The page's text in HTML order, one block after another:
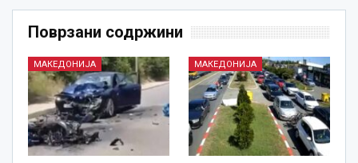
Поврзани содржини
МАКЕДОНИЈА МАКЕДОНИЈА